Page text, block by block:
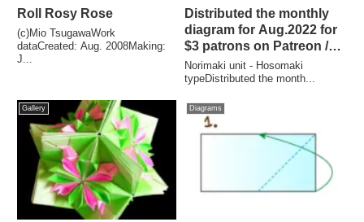
Roll Rosy Rose
(c)Mio TsugawaWork
dataCreated: Aug. 2008Making:
J...
Distributed the monthly
diagram for Aug.2022 for
$3 patrons on Patreon /
2022年8月のマンスリー折
り図が配信されました。
Norimaki unit - Hosomaki
typeDistributed the month...
Gallery Diagrams